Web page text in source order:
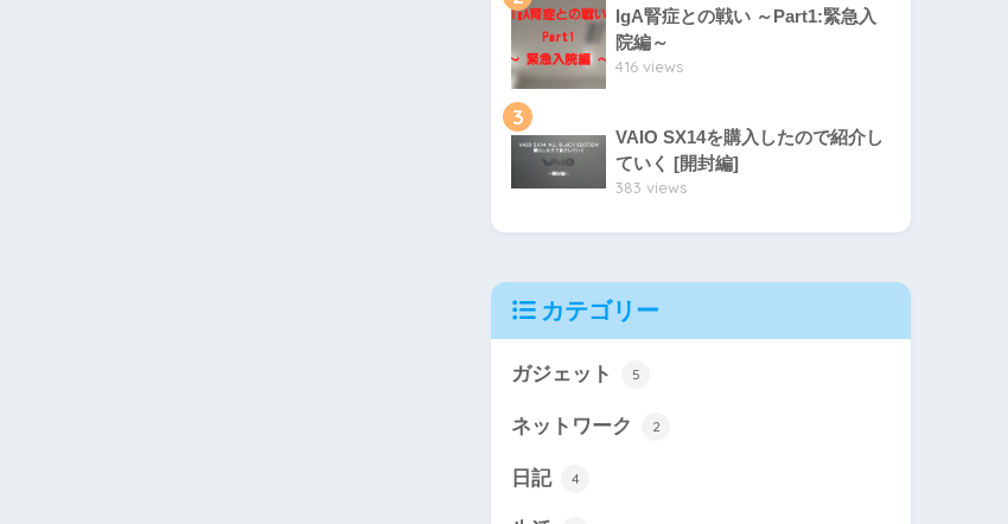
IgA腎症との戦い ～Part1:緊急入
院編～
416 views
3
VAIO SX14を購入したので紹介し
ていく [開封編]
383 views
カテゴリー
ガジェット 5
ネットワーク 2
日記 4